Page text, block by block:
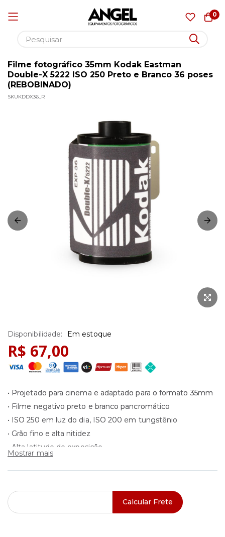
0
Pular
para
o
Filme fotográfico 35mm Kodak Eastman
Double-X 5222 ISO 250 Preto e Branco 36 poses
(REBOBINADO)
SKUKDDX36_R
para
o
início
Galeria
de
imagens
R$ 67,00
Em estoque
• Projetado para cinema e adaptado para o formato 35mm
• Filme negativo preto e branco pancromático
• ISO 250 em luz do dia, ISO 200 em tungstênio
• Grão fino e alta nitidez
• Alta latitude de exposição
Mostrar mais
Calcular Frete